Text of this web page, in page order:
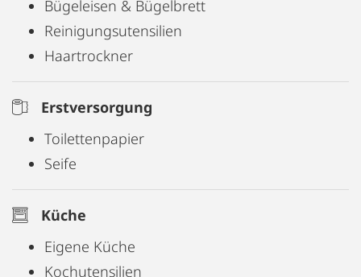
Bügeleisen & Bügelbrett
Reinigungsutensilien
Haartrockner
Erstversorgung
Toilettenpapier
Seife
Küche
Eigene Küche
Kochutensilien